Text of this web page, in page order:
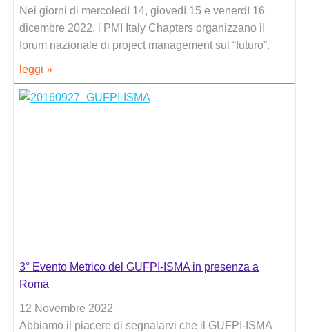
Nei giorni di mercoledì 14, giovedì 15 e venerdì 16
dicembre 2022, i PMI Italy Chapters organizzano il
forum nazionale di project management sul “futuro”.
leggi »
3° Evento Metrico del GUFPI-ISMA in presenza a
Roma
12 Novembre 2022
Abbiamo il piacere di segnalarvi che il GUFPI-ISMA